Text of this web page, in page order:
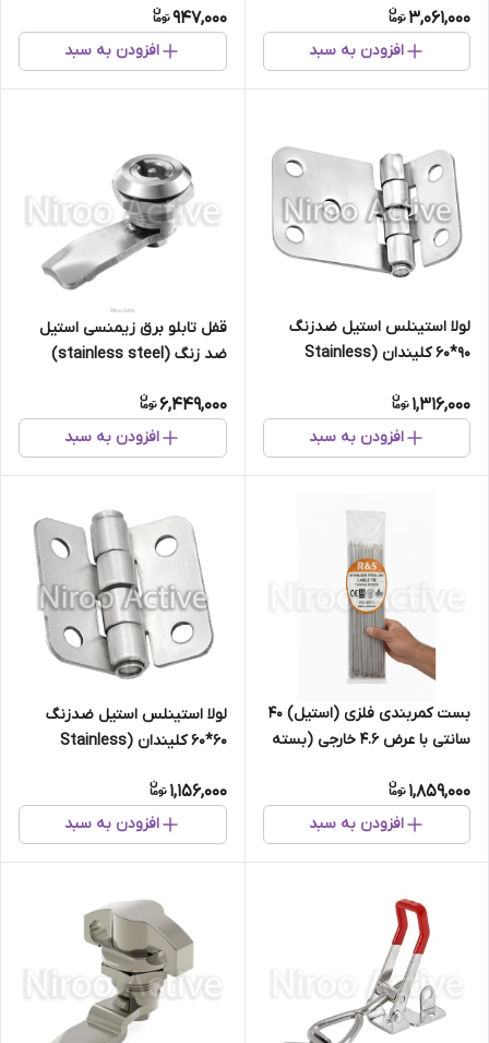
3,061,000
افزودن به سبد
947,000
افزودن به سبد
لولا استینلس استیل ضدزنگ
۹۰*۶۰ کلیندان (Stainless
1,316,000
افزودن به سبد
قفل تابلو برق زیمنسی استیل
ضد زنگ (stainless steel)
6,449,000
افزودن به سبد
بست کمربندی فلزی (استیل) 40
سانتی با عرض 4.6 خارجی (بسته
1,859,000
افزودن به سبد
لولا استینلس استیل ضدزنگ
۶۰*۶۰ کلیندان (Stainless
1,156,000
افزودن به سبد